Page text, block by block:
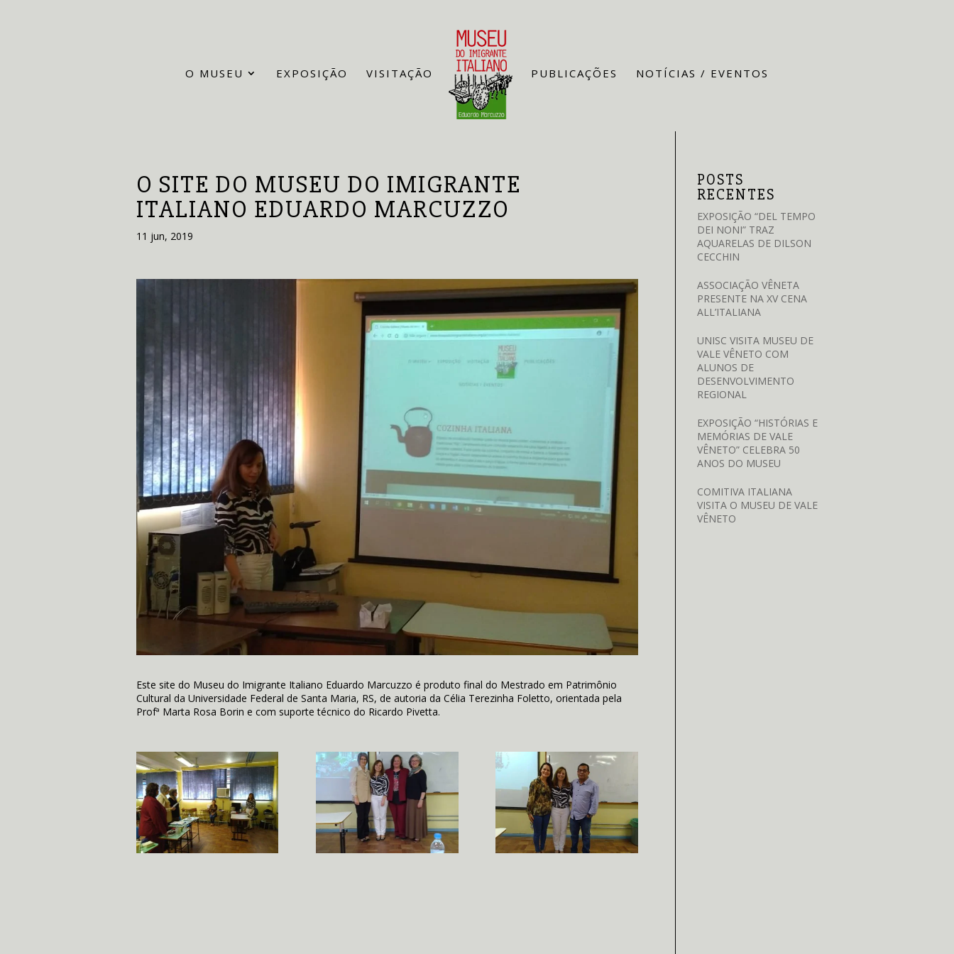
O MUSEU EXPOSIÇÃO VISITAÇÃO PUBLICAÇÕES NOTÍCIAS / EVENTOS
O SITE DO MUSEU DO IMIGRANTE
ITALIANO EDUARDO MARCUZZO
11 jun, 2019
Este site do Museu do Imigrante Italiano Eduardo Marcuzzo é produto final do Mestrado em Patrimônio
Cultural da Universidade Federal de Santa Maria, RS, de autoria da Célia Terezinha Foletto, orientada pela
Profª Marta Rosa Borin e com suporte técnico do Ricardo Pivetta.
POSTS
RECENTES
EXPOSIÇÃO “DEL TEMPO
DEI NONI” TRAZ
AQUARELAS DE DILSON
CECCHIN
ASSOCIAÇÃO VÊNETA
PRESENTE NA XV CENA
ALL’ITALIANA
UNISC VISITA MUSEU DE
VALE VÊNETO COM
ALUNOS DE
DESENVOLVIMENTO
REGIONAL
EXPOSIÇÃO “HISTÓRIAS E
MEMÓRIAS DE VALE
VÊNETO” CELEBRA 50
ANOS DO MUSEU
COMITIVA ITALIANA
VISITA O MUSEU DE VALE
VÊNETO